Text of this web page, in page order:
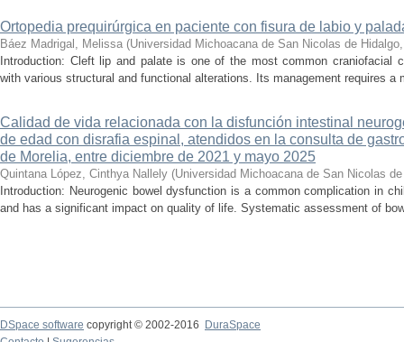
Ortopedia prequirúrgica en paciente con fisura de labio y
Báez Madrigal, Melissa (Universidad Michoacana de San Nicolas de Hidalgo
Introduction: Cleft lip and palate is one of the most common craniofacial
with various structural and functional alterations. Its management requires a
Calidad de vida relacionada con la disfunción intestinal
de edad con disrafia espinal, atendidos en la consulta de
de Morelia, entre diciembre de 2021 y mayo 2025
Quintana López, Cinthya Nallely (Universidad Michoacana de San Nicolas
Introduction: Neurogenic bowel dysfunction is a common complication in
and has a significant impact on quality of life. Systematic assessment of
DSpace software copyright © 2002-2016
DuraSpace